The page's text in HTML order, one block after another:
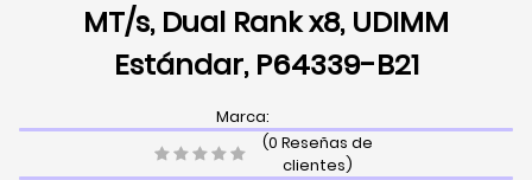
MT/s, Dual Rank x8, UDIMM
Estándar, P64339-B21
Marca:
(0 Reseñas de
clientes)